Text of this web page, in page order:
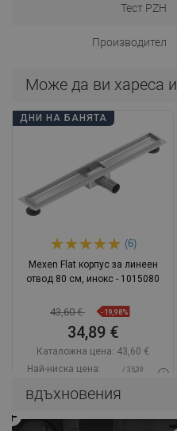
Тест PZH
Производител
Може да ви хареса и
ДНИ НА БАНЯТА
(6)
Mexen Flat корпус за линеен
отвод 80 см, инокс - 1015080
43,60 € -19,98%
34,89 €
Каталожна цена: 43,60 €
Най-ниска цена:
/ 35,39
Наличност:В наличност
вдъхновения